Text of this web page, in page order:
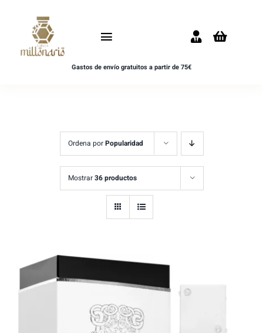
contenido
Toggle
Navigation
LATTAFA
Gastos de envío gratuitos a partir de 75€
Ordena porPopularidad
Mostrar36 productos